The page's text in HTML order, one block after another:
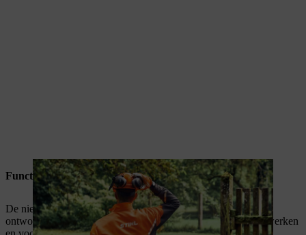
Function
De nieuwe FUNCTION Core veiligheidskledij is speciaal
ontworpen voor particulieren die met een kettingzaag willen werken